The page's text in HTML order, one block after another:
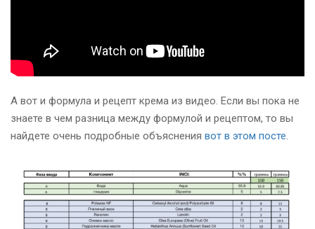
А вот и формула и рецепт крема из видео. Если вы пока не
знаете в чем разница между формулой и рецептом, то вы
найдете очень подробные объяснения вот в этом посте